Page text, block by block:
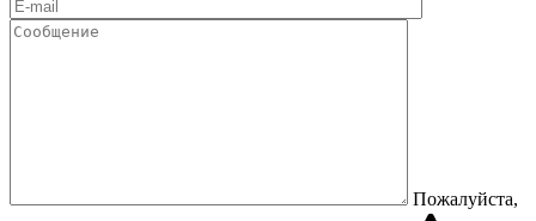
Пожалуйста,